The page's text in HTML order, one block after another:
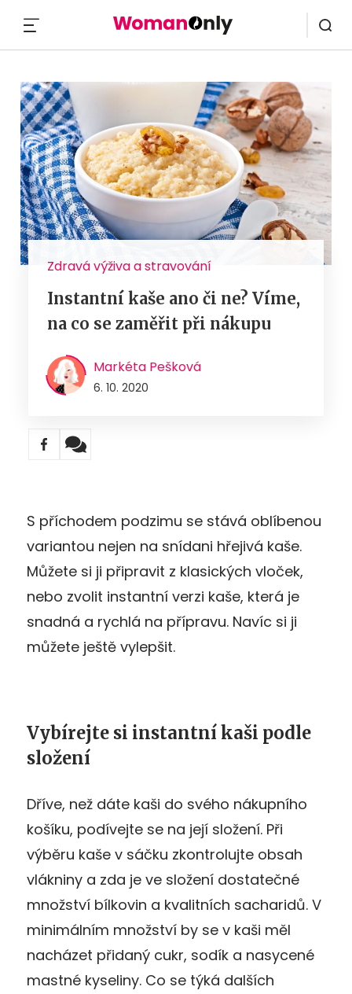
Zdravá výživa a stravování
Instantní kaše ano či ne? Víme,
na co se zaměřit při nákupu
Markéta Pešková
6. 10. 2020
S příchodem podzimu se stává oblíbenou
variantou nejen na snídani hřejivá kaše.
Můžete si ji připravit z klasických vloček,
nebo zvolit instantní verzi kaše, která je
snadná a rychlá na přípravu. Navíc si ji
můžete ještě vylepšit.
Vybírejte si instantní kaši podle
složení
Dříve, než dáte kaši do svého nákupního
košíku, podívejte se na její složení. Při
výběru kaše v sáčku zkontrolujte obsah
vlákniny a zda je ve složení dostatečné
množství bílkovin a kvalitních sacharidů. V
minimálním množství by se v kaši měl
nacházet přidaný cukr, sodík a nasycené
mastné kyseliny. Co se týká dalších